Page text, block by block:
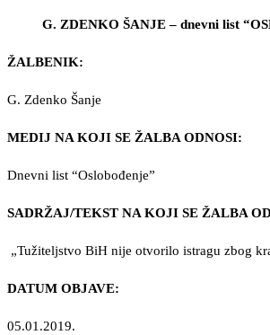
G. ZDENKO ŠANJE – dnevni list
ŽALBENIK:
G. Zdenko Šanje
MEDIJ NA KOJI SE ŽALBA ODNOSI:
Dnevni list “Oslobođenje”
SADRŽAJ/TEKST NA KOJI SE ŽALBA
„Tužiteljstvo BiH nije otvorilo istragu zbog
DATUM OBJAVE:
05.01.2019.